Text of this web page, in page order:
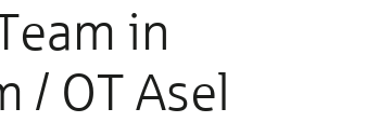
in
/ OT Asel